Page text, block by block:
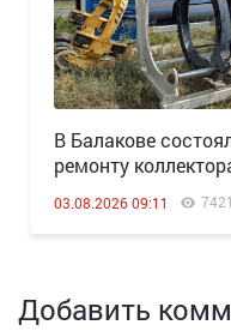
В Балакове
ремонту
03.08.2026 09:11 7421
Добавить